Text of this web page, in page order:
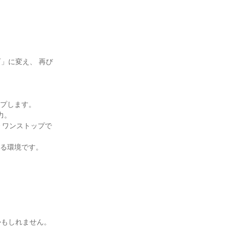
に変え、 再び
します。
ンストップで
環境です。
しれません。